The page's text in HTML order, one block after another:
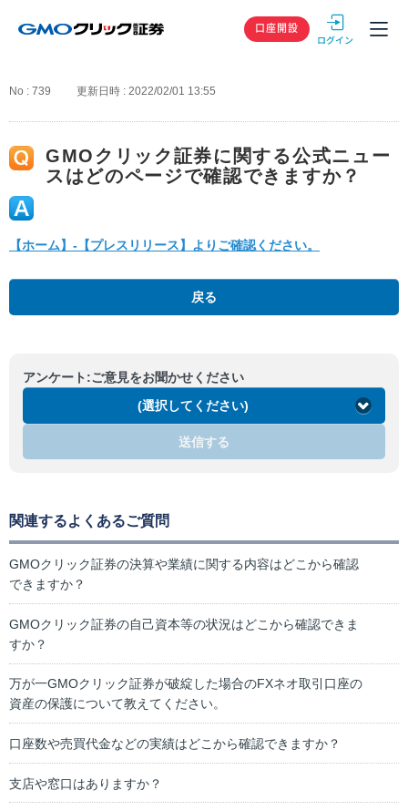
GMOクリック
口座開設
No : 739 更新日時 : 2022/02/01 13:55
GMOクリック証券に関する公式ニュー
スはどのページで確認できますか？
【ホーム】-【プレスリリース】よりご確認ください。
戻る
アンケート:ご意見をお聞かせください
(選択してください)
送信する
関連するよくあるご質問
GMOクリック証券の決算や業績に関する内容はどこから確認
できますか？
GMOクリック証券の自己資本等の状況はどこから確認できま
すか？
万が一GMOクリック証券が破綻した場合のFXネオ取引口座の
資産の保護について教えてください。
口座数や売買代金などの実績はどこから確認できますか？
支店や窓口はありますか？